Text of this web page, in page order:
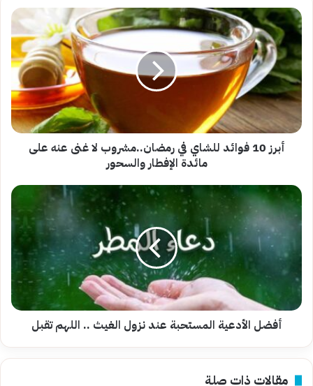
أبرز
10
فوائد
للشاي
في
رمضان..مشروب
لا
غنى
عنه
على
مائدة
والسحور
أبرز 10 فوائد للشاي في رمضان..مشروب لا غنى عنه على
مائدة الإفطار والسحور
أفضل
الأدعية
المستحبة
نزول
الغيث
..
اللهم
تقبل
أفضل الأدعية المستحبة عند نزول الغيث .. اللهم تقبل
مقالات ذات صلة